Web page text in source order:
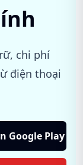
chi phí
điện thoại
Google Play